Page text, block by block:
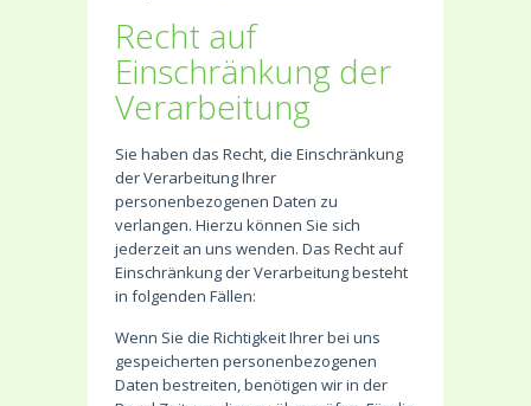
Recht auf
Einschränkung der
Verarbeitung
Sie haben das Recht, die Einschränkung
der Verarbeitung Ihrer
personenbezogenen Daten zu
verlangen. Hierzu können Sie sich
jederzeit an uns wenden. Das Recht auf
Einschränkung der Verarbeitung besteht
in folgenden Fällen:
Wenn Sie die Richtigkeit Ihrer bei uns
gespeicherten personenbezogenen
Daten bestreiten, benötigen wir in der